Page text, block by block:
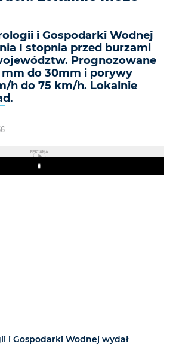
i Gospodarki Wodnej
I stopnia przed burzami
Prognozowane
mm do 30mm i porywy
h do 75 km/h. Lokalnie
REKLAMA
Play
i Gospodarki Wodnej wydał